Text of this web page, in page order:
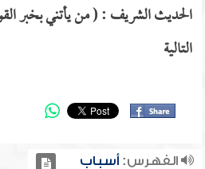
الحديث الشريف : ( من يأتني بخبر
التالية
الفهرس:أسباب